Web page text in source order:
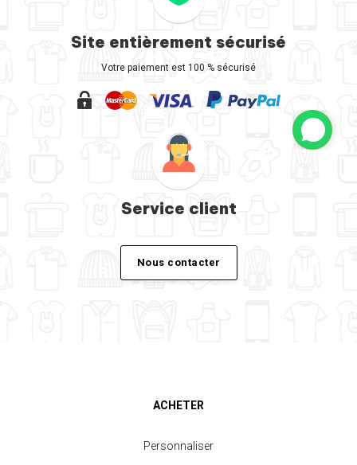
Site entièrement sécurisé
Votre paiement est 100 % sécurisé
Service client
Nous contacter
ACHETER
Personnaliser